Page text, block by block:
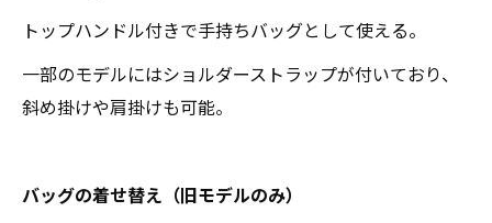
トップハンドル付きで手持ちバッグとして使える。
一部のモデルにはショルダーストラップが付いており、
斜め掛けや肩掛けも可能。
バッグの着せ替え（旧モデルのみ）